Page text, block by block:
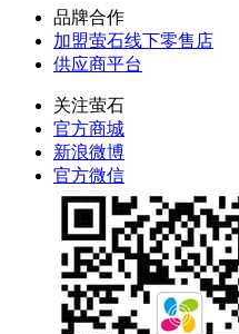
品牌合作
加盟萤石线下零售店
供应商平台
关注萤石
官方商城
新浪微博
官方微信